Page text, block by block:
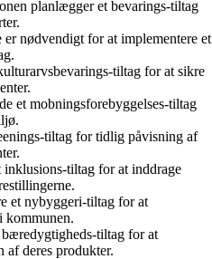
planlægger et bevarings-tiltag
er nødvendigt for at implementere et
tiltag for at sikre
et mobningsforebyggelses-tiltag
tiltag for tidlig påvisning af
tiltag for at inddrage
et nybyggeri-tiltag for at
kommunen.
tiltag for at
deres produkter.